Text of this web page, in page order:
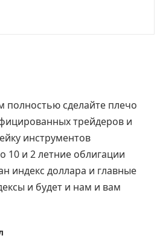
полностью сделайте плечо
трейдеров и
инструментов
10 и 2 летние облигации
индекс доллара и главные
и будет и нам и вам